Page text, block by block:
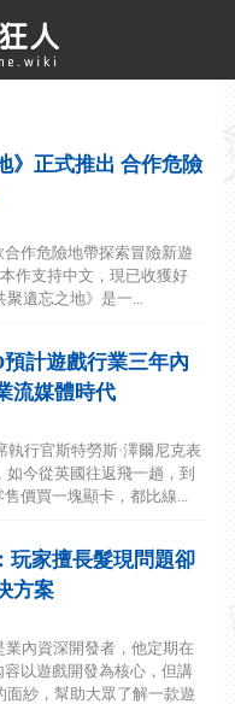
》正式推出 合作危險
合作危險地帶探索冒險新遊
作支持中文，現已收獲好
聚遺忘之地》是一...
預計遊戲行業三年內
流媒體時代
執行官斯特勞斯·澤爾尼克表
今從英國往返飛一趟，到
價買一塊顯卡，都比線...
玩家擅長髮現問題卻
方案
業內資深開發者，他定期在
以遊戲開發為核心，但講
紗，幫助大眾了解一款遊